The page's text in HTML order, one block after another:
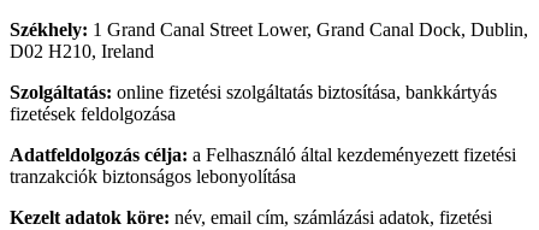
Székhely: 1 Grand Canal Street Lower, Grand Canal Dock, Dublin,
D02 H210, Ireland
Szolgáltatás: online fizetési szolgáltatás biztosítása, bankkártyás
fizetések feldolgozása
Adatfeldolgozás célja: a Felhasználó által kezdeményezett fizetési
tranzakciók biztonságos lebonyolítása
Kezelt adatok köre: név, email cím, számlázási adatok, fizetési